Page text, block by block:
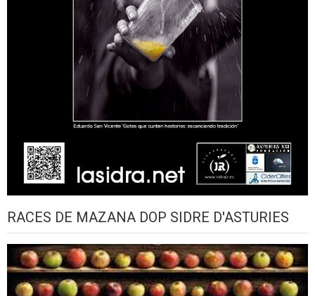
RACES DE MAZANA DOP SIDRE D'ASTURIES